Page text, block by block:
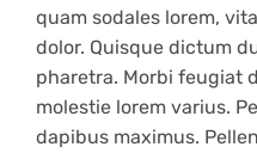
quam sodales lorem,
dolor. Quisque dictum
pharetra. Morbi feugiat
molestie lorem varius.
dapibus maximus.